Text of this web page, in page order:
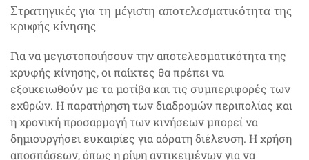
Στρατηγικές για τη μέγιστη αποτελεσματικότητα της
κρυφής κίνησης
Για να μεγιστοποιήσουν την αποτελεσματικότητα της
κρυφής κίνησης, οι παίκτες θα πρέπει να
εξοικειωθούν με τα μοτίβα και τις συμπεριφορές των
εχθρών. Η παρατήρηση των διαδρομών περιπολίας και
η χρονική προσαρμογή των κινήσεων μπορεί να
δημιουργήσει ευκαιρίες για αόρατη διέλευση. Η χρήση
αποσπάσεων, όπως η ρίψη αντικειμένων για να